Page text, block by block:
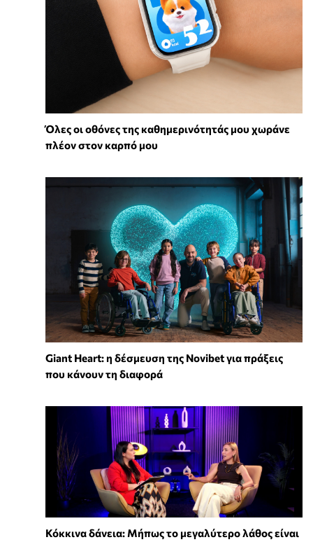
Όλες οι οθόνες της καθημερινότητάς μου χωράνε
πλέον στον καρπό μου
Giant Heart: η δέσμευση της Novibet για πράξεις
που κάνουν τη διαφορά
Κόκκινα δάνεια: Μήπως το μεγαλύτερο λάθος είναι